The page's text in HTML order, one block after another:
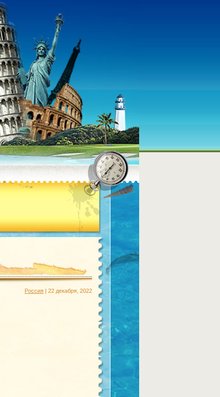
Россия | 22 декабря, 2022